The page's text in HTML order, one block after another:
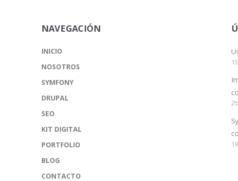
NAVEGACIÓN
INICIO
NOSOTROS
SYMFONY
DRUPAL
SEO
KIT DIGITAL
PORTFOLIO
BLOG
CONTACTO